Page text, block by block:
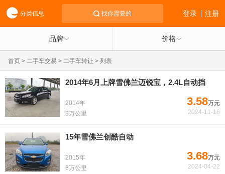
分类信息 找你需要的 注册
登录
品牌 价格
首页 > 二手车交易 > 二手车转让 > 列表
2014年6月上牌雪佛兰迈锐宝，2.4L自动挡
2014年
9万公里
3.58万元
2024-11-16
15年雪佛兰创酷自动
2015年
8万公里
3.68万元
2024-04-22